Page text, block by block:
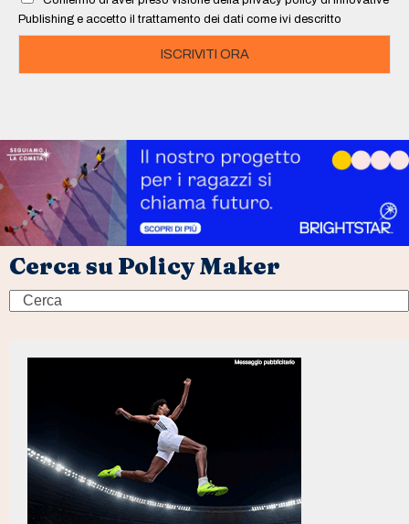
*
Publishing e accetto il trattamento dei dati come ivi descritto
ISCRIVITI ORA
Cerca su Policy Maker
Search